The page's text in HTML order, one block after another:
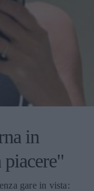
in
gare in vista: